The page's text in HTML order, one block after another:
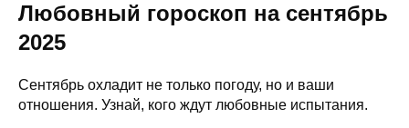
Любовный гороскоп на сентябрь
2025
Сентябрь охладит не только погоду, но и ваши
отношения. Узнай, кого ждут любовные испытания.